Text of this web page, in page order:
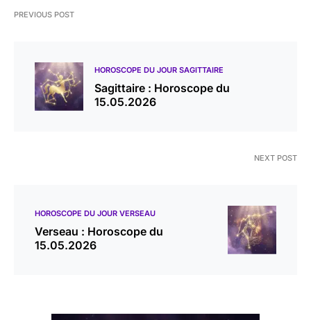
PREVIOUS POST
HOROSCOPE DU JOUR SAGITTAIRE
Sagittaire : Horoscope du
15.05.2026
NEXT POST
HOROSCOPE DU JOUR VERSEAU
Verseau : Horoscope du
15.05.2026